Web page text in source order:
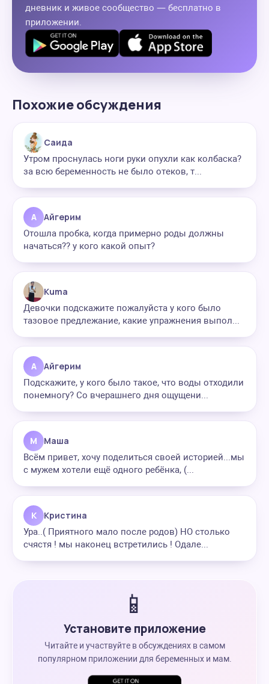
дневник и живое сообщество — бесплатно в
приложении.
Похожие обсуждения
Саида
Утром проснулась ноги руки опухли как колбаска?
за всю беременность не было отеков, т...
А Айгерим
Отошла пробка, когда примерно роды должны
начаться?? у кого какой опыт?
Kuma
Девочки подскажите пожалуйста у кого было
тазовое предлежание, какие упражнения выпол...
А Айгерим
Подскажите, у кого было такое, что воды отходили
понемногу? Со вчерашнего дня ощущени...
М Маша
Всём привет, хочу поделиться своей историей...мы
с мужем хотели ещё одного ребёнка, (...
К Кристина
Ура..( Приятного мало после родов) НО столько
счястя ! мы наконец встретились ! Одале...
📱
Установите приложение
Читайте и участвуйте в обсуждениях в самом
популярном приложении для беременных и мам.